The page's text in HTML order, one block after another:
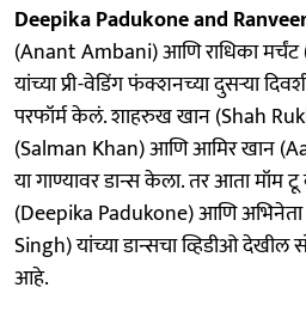
Deepika Padukone and
(Anant Ambani) आणि राधिका
यांच्या प्री-वेडिंग फंक्शनच्या दुसऱ्या
परफॉर्म केलं. शाहरुख खान (Shah
(Salman Khan) आणि आमिर खान
या गाण्यावर डान्स केला. तर आता मॉम टू
(Deepika Padukone) आणि अभिनेता
Singh) यांच्या डान्सचा व्हिडीओ देखील
आहे.